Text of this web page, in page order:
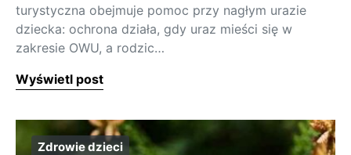
turystyczna obejmuje pomoc przy nagłym urazie
dziecka: ochrona działa, gdy uraz mieści się w
zakresie OWU, a rodzic…
Wyświetl post
Zdrowie dzieci